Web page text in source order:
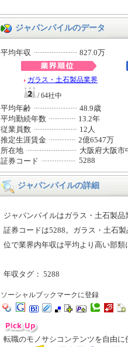
ジャパンパイルのデータ
平均年収 827.0万
ガラス・土石製品業界
/ 64社中
平均年齢
48.9歳
平均勤続年数
13.2年
従業員数
12人
推定生涯賃金
2億6547万
所在地
大阪府大阪市
証券コード
5288
ジャパンパイルの詳細
ジャパンパイルはガラス・土石製品
証券コードは5288。ガラス・土石
位で業界内年収は平均より高い部類
年収タグ： 5288
ソーシャルブックマークに登録
転職のモノサシコンテンツを自由に